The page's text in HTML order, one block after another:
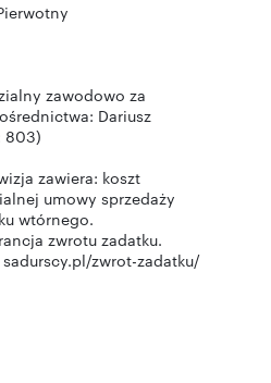
zawodowo za
Dariusz
803)
zawiera: koszt
umowy sprzedaży
wtórnego.
zwrotu zadatku.
zwrot-zadatku/